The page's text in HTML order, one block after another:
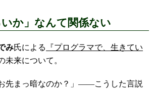
いか」なんて関係ない
み氏による
『プログラマで、生きてい
未来について。
先まっ暗なのか？」――こうした言説